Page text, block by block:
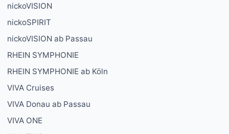
nickoVISION
nickoSPIRIT
nickoVISION ab Passau
RHEIN SYMPHONIE
RHEIN SYMPHONIE ab Köln
VIVA Cruises
VIVA Donau ab Passau
VIVA ONE